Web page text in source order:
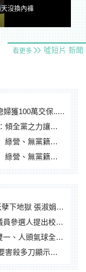
沒換內褲
看更多 噓短片 新聞
...快步奔離不發一語
黨之力讓彰化贏
黨籍忙否認是烏龜
黨籍忙否認是烏龜
娟批：舌頭殺人有罪
園反毒防線升級政見
人頭氣球全登場
多刀顯示怨恨深